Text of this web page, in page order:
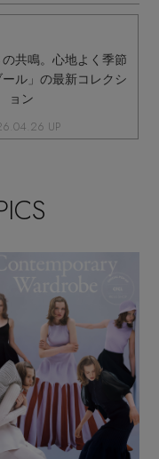
共鳴。心地よく季節
ル」の最新コレクシ
ョン
UP